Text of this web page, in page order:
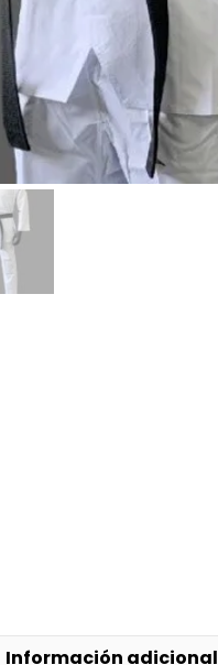
Información adicional